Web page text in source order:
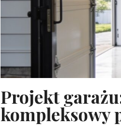
Projekt
kompleksowy